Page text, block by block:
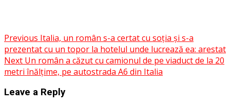
Share
Post
navigation
Previous Italia, un român s-a certat cu soția și s-a
prezentat cu un topor la hotelul unde lucrează ea: arestat
Next Un român a căzut cu camionul de pe viaduct de la 20
metri înălțime, pe autostrada A6 din Italia
Leave a Reply